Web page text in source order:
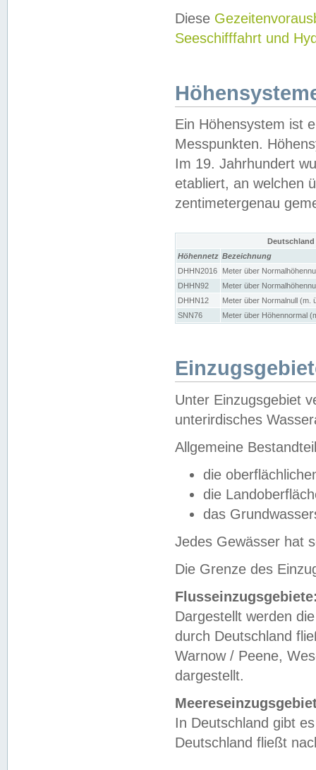
Diese
Seeschifffahrt und
Ein Höhensystem ist
Messpunkten.
Im 19. Jahrhundert
etabliert, an welchen
zentimetergenau
Höhennetz Bezeichnung
DHHN2016
Meter über
DHHN92
Meter über
DHHN12
Meter über Normalnull (m.
SNN76
Meter über Höhennormal
Unter Einzugsgebiet
unterirdisches
Allgemeine
die
die
das
Jedes Gewässer hat
Die Grenze des
Dargestellt werden
durch Deutschland
Warnow / Peene,
dargestellt.
In Deutschland gibt
Deutschland fließt